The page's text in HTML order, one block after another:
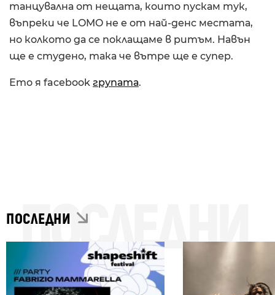
танцувална от нещата, които пускам тук,
въпреки че LOMO не е от най-денс местата,
но колкото да се поклащаме в ритъм. Навън
ще е студено, така че вътре ще е супер.
Ето я facebook групата.
ПОСЛЕДНИ
ПОСЛЕДНИ